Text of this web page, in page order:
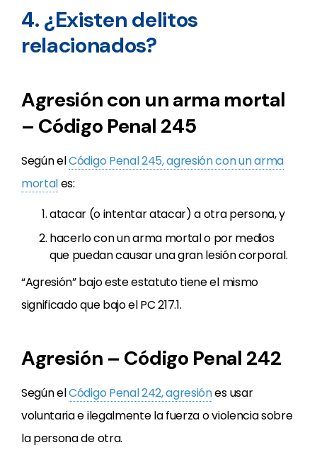
4. ¿Existen delitos
relacionados?
Agresión con un arma mortal
– Código Penal 245
Según elCódigo Penal 245, agresión con un arma
mortales:
atacar (o intentar atacar) a otra persona, y
hacerlo con un arma mortal o por medios
que puedan causar una gran lesión corporal.
“Agresión” bajo este estatuto tiene el mismo
significado que bajo el PC 217.1.
Agresión – Código Penal 242
Según elCódigo Penal 242, agresiónes usar
voluntaria e ilegalmente la fuerza o violencia sobre
la persona de otra.